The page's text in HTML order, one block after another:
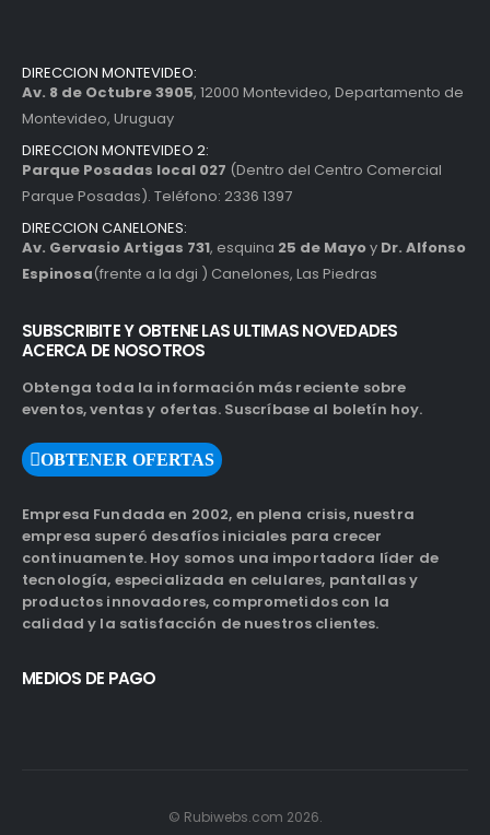
DIRECCION MONTEVIDEO:
Av. 8 de Octubre 3905, 12000 Montevideo, Departamento de
Montevideo, Uruguay
DIRECCION MONTEVIDEO 2:
Parque Posadas local 027 (Dentro del Centro Comercial
Parque Posadas). Teléfono: 2336 1397
DIRECCION CANELONES:
Av. Gervasio Artigas 731, esquina 25 de Mayoy Dr. Alfonso
Espinosa(frente a la dgi ) Canelones, Las Piedras
SUBSCRIBITE Y OBTENE LAS ULTIMAS NOVEDADES
ACERCA DE NOSOTROS
Obtenga toda la información más reciente sobre
eventos, ventas y ofertas. Suscríbase al boletín hoy.
OBTENER OFERTAS
Empresa Fundada en 2002, en plena crisis, nuestra
empresa superó desafíos iniciales para crecer
continuamente. Hoy somos una importadora líder de
tecnología, especializada en celulares, pantallas y
productos innovadores, comprometidos con la
calidad y la satisfacción de nuestros clientes.
MEDIOS DE PAGO
© Rubiwebs.com 2026.